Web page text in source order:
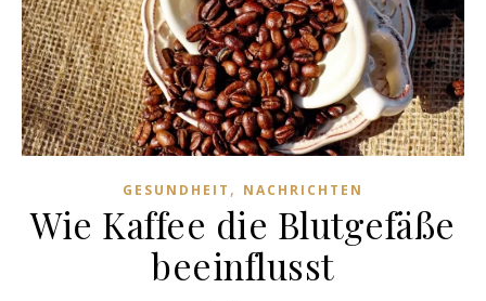
GESUNDHEIT , NACHRICHTEN
Wie Kaffee die Blutgefäße
beeinflusst